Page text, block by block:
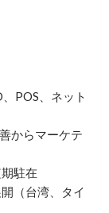
POS、ネット
からマーケテ
駐在
（台湾、タイ